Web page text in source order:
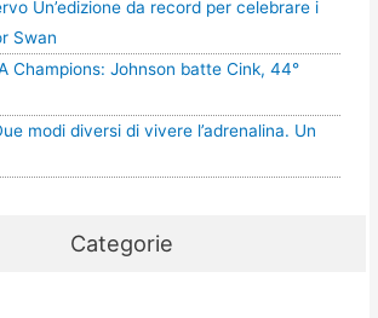
Un’edizione da record per celebrare i
Swan
Champions: Johnson batte Cink, 44°
modi diversi di vivere l’adrenalina. Un
Categorie